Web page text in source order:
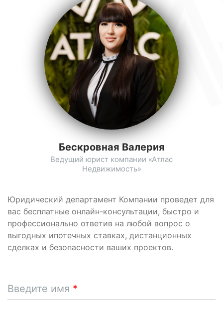
Юридический департамент Компании проведет для
вас бесплатные онлайн-консультации, быстро и
профессионально ответив на любой вопрос о
выгодных ипотечных ставках, дистанционных
сделках и безопасности ваших проектов.
Введите имя
Бескровная Валерия
Ведущий юрист компании «Атлас
Недвижимость»